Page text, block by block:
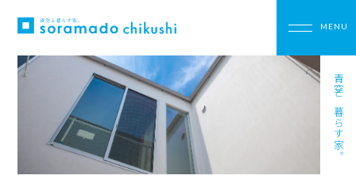
青空と暮らす家。